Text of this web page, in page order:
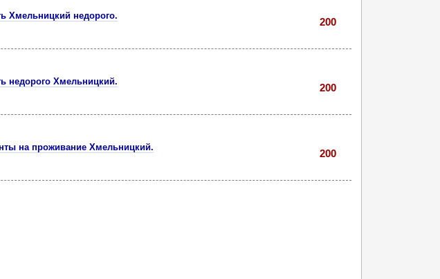
Хмельницкий недорого.
200
недорого Хмельницкий.
200
на проживание Хмельницкий.
200